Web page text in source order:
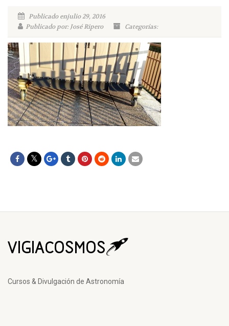
Publicado enjulio 29, 2016
Publicado por: José Ripero
Categorías:
Cursos & Divulgación de Astronomía